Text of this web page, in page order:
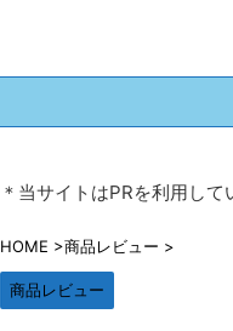
＊当サイトはPRを利用して
HOME >商品レビュー >
商品レビュー